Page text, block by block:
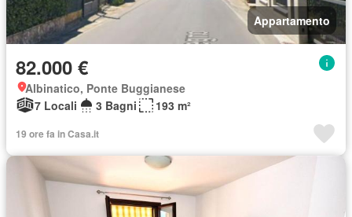
Appartamento
82.000 €
Albinatico, Ponte Buggianese
7 Locali
3 Bagni 193 m²
19 ore fa in Casa.it